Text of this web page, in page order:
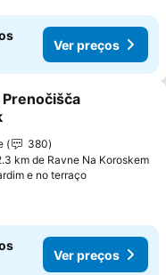
Ver preços
aos favoritos
380
km de Ravne Na Koroskem
e no terraçoVer preços
Ver preços